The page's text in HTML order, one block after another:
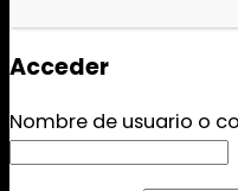
Acceder
Nombre de usuario o